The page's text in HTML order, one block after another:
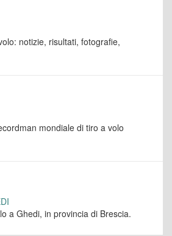
notizie, risultati, fotografie,
mondiale di tiro a volo
a Ghedi, in provincia di Brescia.